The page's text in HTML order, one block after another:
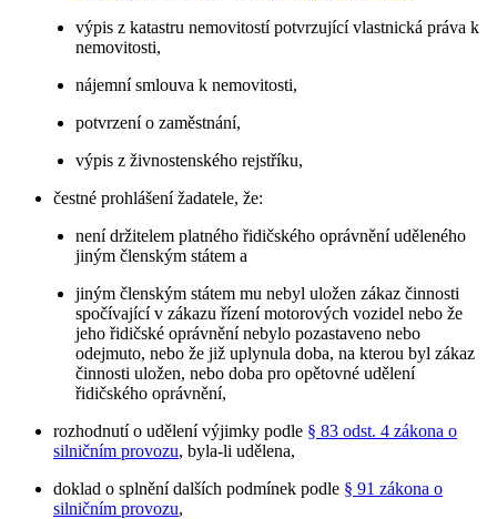
výpis z katastru nemovitostí potvrzující vlastnická práva k
nemovitosti,
nájemní smlouva k nemovitosti,
potvrzení o zaměstnání,
výpis z živnostenského rejstříku,
čestné prohlášení žadatele, že:
není držitelem platného řidičského oprávnění uděleného
jiným členským státem a
jiným členským státem mu nebyl uložen zákaz činnosti
spočívající v zákazu řízení motorových vozidel nebo že
jeho řidičské oprávnění nebylo pozastaveno nebo
odejmuto, nebo že již uplynula doba, na kterou byl zákaz
činnosti uložen, nebo doba pro opětovné udělení
řidičského oprávnění,
rozhodnutí o udělení výjimky podle § 83 odst. 4 zákona o
silničním provozu, byla-li udělena,
doklad o splnění dalších podmínek podle § 91 zákona o
silničním provozu,